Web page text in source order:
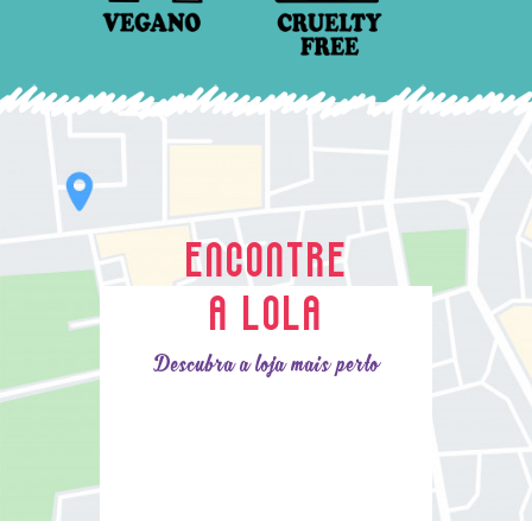
ENCONTRE
A LOLA
Descubra a loja mais perto